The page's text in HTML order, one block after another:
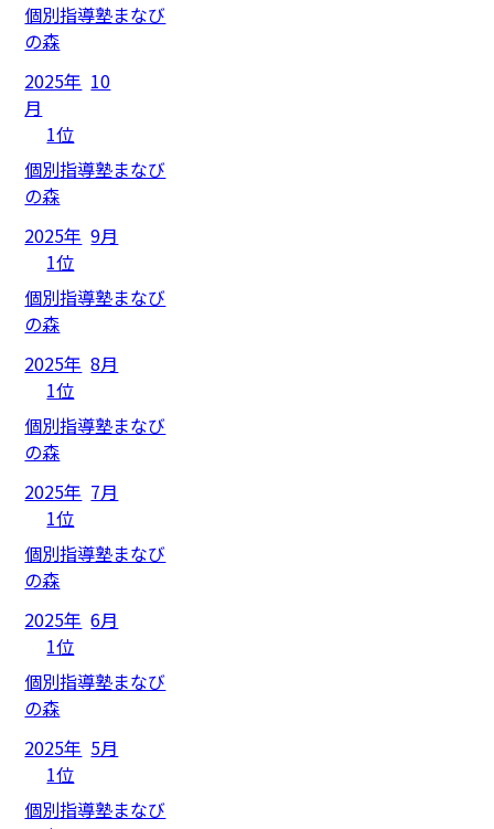
個別指導塾まなび
の森
2025年 10
月
1位
個別指導塾まなび
の森
2025年 9月
1位
個別指導塾まなび
の森
2025年 8月
1位
個別指導塾まなび
の森
2025年 7月
1位
個別指導塾まなび
の森
2025年 6月
1位
個別指導塾まなび
の森
2025年 5月
1位
個別指導塾まなび